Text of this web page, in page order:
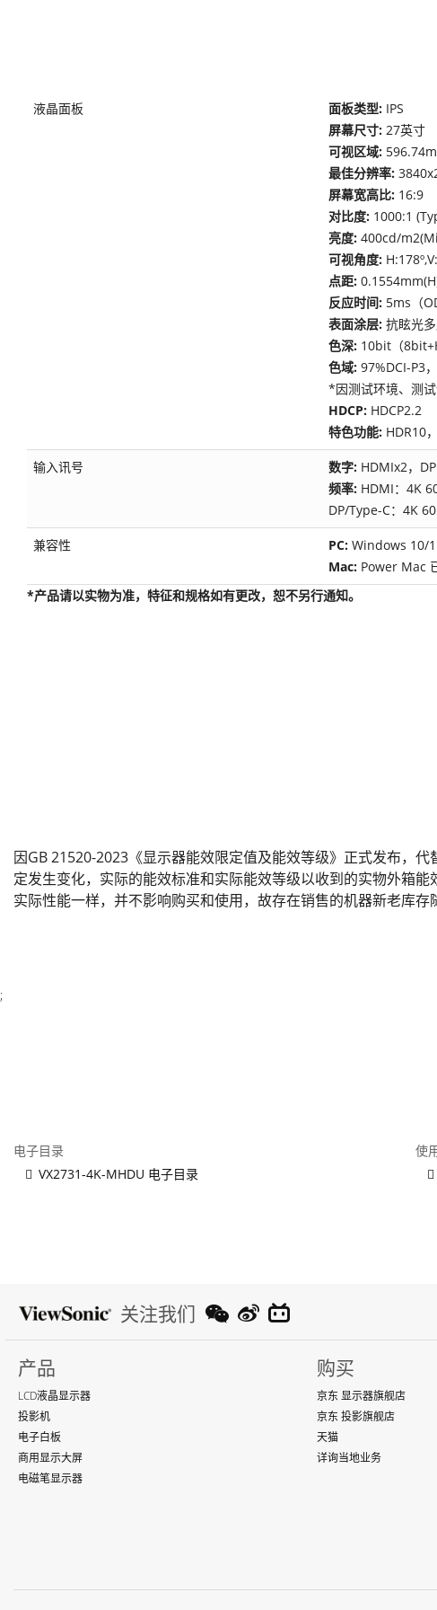
液晶面板 面板类型: IPS
屏幕尺寸: 27英寸
可视区域:
最佳分辨率:
屏幕宽高比: 16:9
对比度: 1000:1
亮度: 400cd/
可视角度:
点距:
反应时间: 5ms（
表面涂层: 抗眩光
色深: 10bit（
色域: 97%DCI-P3
*因测试环境、测
HDCP: HDCP2.2
特色功能: HDR10
输入讯号 数字: HDMIx2，
频率: HDMI：4K
DP/Type-C：4K
兼容性 PC: Windows 10/
Mac: Power Mac
*产品请以实物为准，特征和规格如有更改，恕不另行通知。
因GB 21520-2023《显示器能效限定值及能效等级》正式发布，
定发生变化，实际的能效标准和实际能效等级以收到的实物外箱
实际性能一样，并不影响购买和使用，故存在销售的机器新老库存
;
电子目录
VX2731-4K-MHDU 电子目录
使
关注我们
产品
LCD液晶显示器
投影机
电子白板
商用显示大屏
电磁笔显示器
购买
京东 显示器旗舰店
京东 投影旗舰店
天猫
详询当地业务